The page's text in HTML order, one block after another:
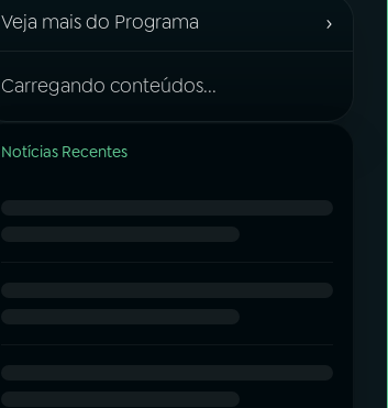
Veja mais do Programa ›
Carregando conteúdos...
Notícias Recentes